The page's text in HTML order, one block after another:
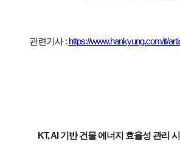
관련기사 : https://www.hankyung.com/it/
KT, AI 기반 건물 에너지 효율성 관리